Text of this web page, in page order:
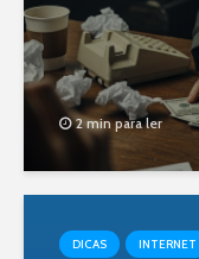
2 min para ler
DICAS INTERNET